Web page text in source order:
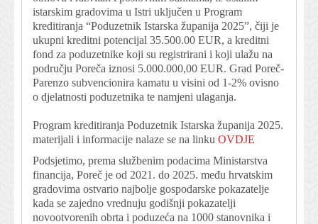
istarskim gradovima u Istri uključen u Program
kreditiranja “Poduzetnik Istarska županija 2025”, čiji je
ukupni kreditni potencijal 35.500.00 EUR, a kreditni
fond za poduzetnike koji su registrirani i koji ulažu na
području Poreča iznosi 5.000.000,00 EUR. Grad Poreč-
Parenzo subvencionira kamatu u visini od 1-2% ovisno
o djelatnosti poduzetnika te namjeni ulaganja.
Program kreditiranja Poduzetnik Istarska županija 2025.
materijali i informacije nalaze se na linku OVDJE
Podsjetimo, prema službenim podacima Ministarstva
financija, Poreč je od 2021. do 2025. među hrvatskim
gradovima ostvario najbolje gospodarske pokazatelje
kada se zajedno vrednuju godišnji pokazatelji
novootvorenih obrta i poduzeća na 1000 stanovnika i